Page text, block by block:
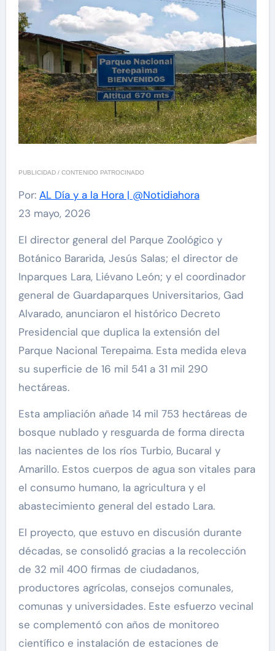
PUBLICIDAD / CONTENIDO PATROCINADO
Por: AL Día y a la Hora | @Notidiahora
23 mayo, 2026
El director general del Parque Zoológico y
Botánico Bararida, Jesús Salas; el director de
Inparques Lara, Liévano León; y el coordinador
general de Guardaparques Universitarios, Gad
Alvarado, anunciaron el histórico Decreto
Presidencial que duplica la extensión del
Parque Nacional Terepaima. Esta medida eleva
su superficie de 16 mil 541 a 31 mil 290
hectáreas.
Esta ampliación añade 14 mil 753 hectáreas de
bosque nublado y resguarda de forma directa
las nacientes de los ríos Turbio, Bucaral y
Amarillo. Estos cuerpos de agua son vitales para
el consumo humano, la agricultura y el
abastecimiento general del estado Lara.
El proyecto, que estuvo en discusión durante
décadas, se consolidó gracias a la recolección
de 32 mil 400 firmas de ciudadanos,
productores agrícolas, consejos comunales,
comunas y universidades. Este esfuerzo vecinal
se complementó con años de monitoreo
científico e instalación de estaciones de